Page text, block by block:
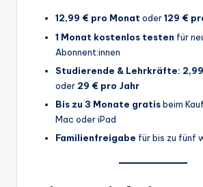
12,99 € pro Monat oder129 €
1 Monat kostenlos testen für
Abonnent:innen
Studierende & Lehrkräfte:
oder 29 € pro Jahr
Bis zu 3 Monate gratisbeim
Mac oder iPad
Familienfreigabe für bis zu fünf